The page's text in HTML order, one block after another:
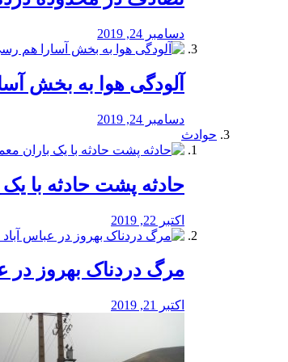
دسامبر 24, 2019
آلودگی هوا به بخش
دسامبر 24, 2019
حوادث
️حادثه پشت حادثه با
اکتبر 22, 2019
مرگ دردناک بهروز
اکتبر 21, 2019